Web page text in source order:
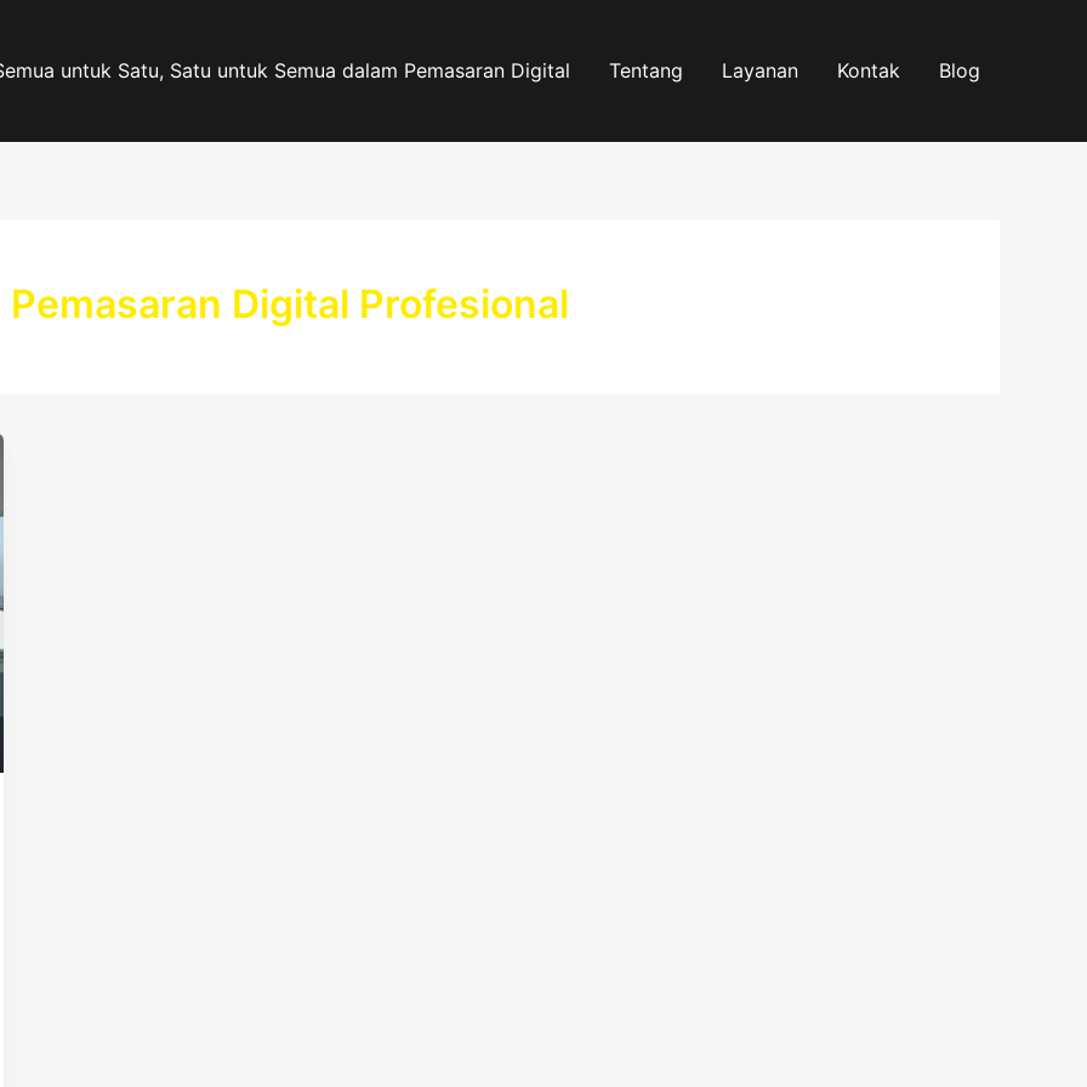
untuk Satu, Satu untuk Semua dalam Pemasaran Digital Tentang Layanan Kontak Blog
Digital Profesional